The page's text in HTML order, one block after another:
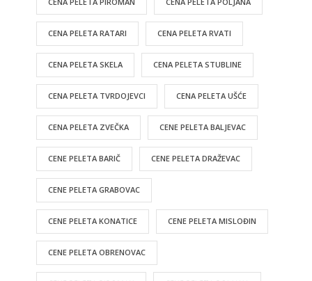
CENA PELETA RATARI CENA PELETA RVATI
CENA PELETA SKELA CENA PELETA STUBLINE
CENA PELETA TVRDOJEVCI CENA PELETA UŠĆE
CENA PELETA ZVEČKA CENE PELETA BALJEVAC
CENE PELETA BARIČ CENE PELETA DRAŽEVAC
CENE PELETA GRABOVAC
CENE PELETA KONATICE CENE PELETA MISLOĐIN
CENE PELETA OBRENOVAC